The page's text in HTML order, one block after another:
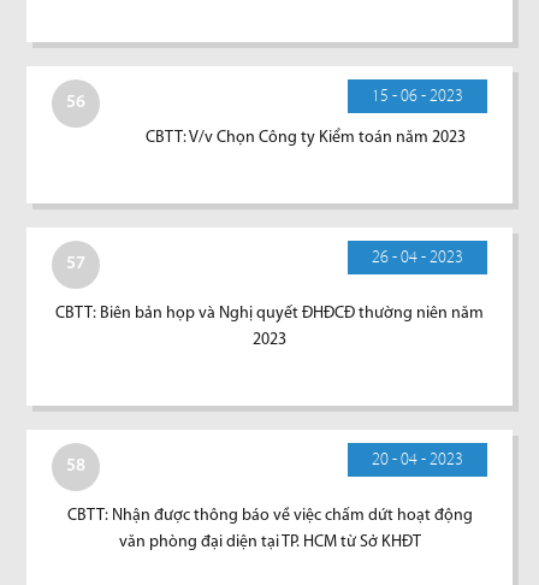
56 15 - 06 - 2023
CBTT: V/v Chọn Công ty Kiểm toán năm 2023
57 26 - 04 - 2023
CBTT: Biên bản họp và Nghị quyết ĐHĐCĐ thường niên năm
2023
58 20 - 04 - 2023
CBTT: Nhận được thông báo về việc chấm dứt hoạt động
văn phòng đại diện tại TP. HCM từ Sở KHĐT